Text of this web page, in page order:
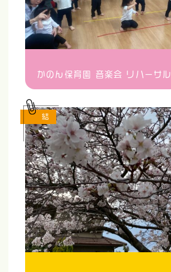
かのん保育園 音楽会 リハーサル
結